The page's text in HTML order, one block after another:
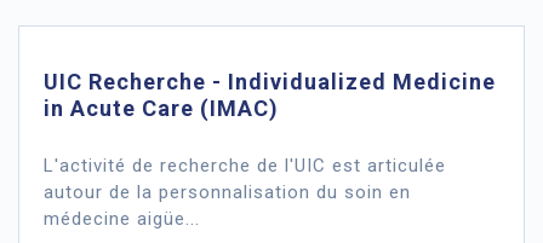
UIC Recherche - Individualized Medicine
in Acute Care (IMAC)
L'activité de recherche de l'UIC est articulée
autour de la personnalisation du soin en
médecine aigüe...